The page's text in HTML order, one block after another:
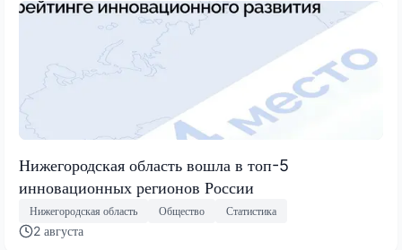
Нижегородская область вошла в топ-5
инновационных регионов России
Нижегородская область Общество Статистика
2 августа